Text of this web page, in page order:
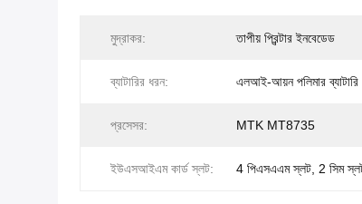
মুদ্রাকর: তাপীয় প্রিন্টার ইনবেডেড
ব্যাটারির ধরন: এলআই-আয়ন পলিমার ব্যাটারি
প্রসেসর: MTK MT8735
ইউএসআইএম কার্ড স্লট: 4 পিএসএএম স্লট, 2 সিম